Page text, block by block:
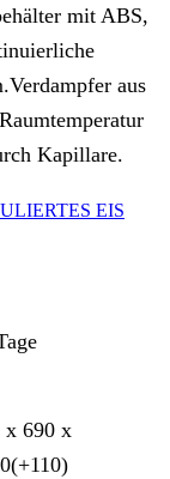
mit ABS,
aus
Kapillare.
EIS
x 690 x